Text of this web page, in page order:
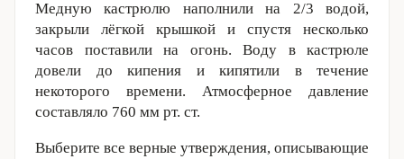
Медную кастрюлю наполнили на 2/3 водой,
закрыли лёгкой крышкой и спустя несколько
часов поставили на огонь. Воду в кастрюле
довели до кипения и кипятили в течение
некоторого времени. Атмосферное давление
составляло 760 мм рт. ст.
Выберите все верные утверждения, описывающие